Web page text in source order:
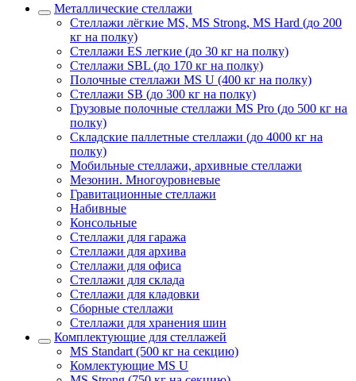
Металлические стеллажи
Стеллажи лёгкие MS, MS Strong, MS Hard (до 200
кг на полку)
Стеллажи ES легкие (до 30 кг на полку)
Стеллажи SBL (до 170 кг на полку)
Полочные стеллажи MS U (400 кг на полку)
Стеллажи SB (до 300 кг на полку)
Грузовые полочные стеллажи MS Pro (до 500 кг на
полку)
Складские паллетные стеллажи (до 4000 кг на
полку)
Мобильные стеллажи, архивные стеллажи
Мезонин. Многоуровневые
Гравитационные стеллажи
Набивные
Консольные
Стеллажи для гаража
Стеллажи для архива
Стеллажи для офиса
Стеллажи для склада
Стеллажи для кладовки
Сборные стеллажи
Стеллажи для хранения шин
Комплектующие для стеллажей
MS Standart (500 кг на секцию)
Комлектующие MS U